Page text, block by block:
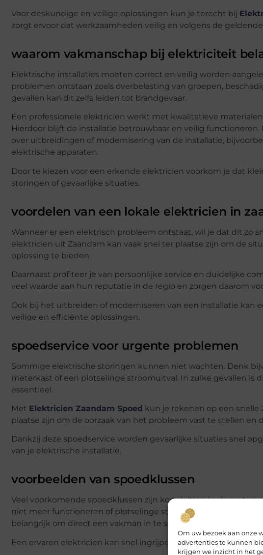
Om uw bezoek aan onze
advertenties te kunnen
krijgen we inzicht in het
Voor deskundige en veilige oplossingen kun je terecht bij
zorgt ervoor dat werkzaamheden veilig en volgens de
waarom vakmanschap bij elektriciteit
Elektrische installaties moeten correct en veilig worden
problemen ontstaan zoals overbelasting van groepen,
gevallen kan dit zelfs leiden tot brandgevaar.
Een professionele elektricien werkt met kwalitatieve
Hierdoor blijft de installatie betrouwbaar en veilig
over uitbreidingen of modernisering van de installatie,
elektrische apparaten.
Door te kiezen voor een erkende elektricien voorkom je dat
storingen of gevaarlijke situaties.
voordelen van een lokale elektricien in
Wanneer er een elektrisch probleem ontstaat, wil je dat dit zo
elektricien uit Zaandam kan vaak snel ter plaatse zijn om de
oplossing te bieden.
Daarnaast profiteer je van persoonlijke service en duidelijke
veel waarde aan hun reputatie in de regio en zorgen daarom
Ook bij het uitbreiden of moderniseren van een installatie kan
veilige en efficiënte oplossingen.
spoedservice voor urgente problemen
Sommige elektrische storingen kunnen niet wachten. Denk
meterkast of een plotselinge stroomuitval. In zulke gevallen is
essentieel.
Met Elektricien Zaandam Spoed kun je rekenen op een snelle
plaatse zijn om de oorzaak van het probleem vast te stellen en
Dankzij deze spoedservice worden gevaarlijke situaties snel
van je elektrische installatie.
voorbeelden van spoedklussen
Veel voorkomende spoedklussen zijn kortsluiting in de
niet meer functioneren of plotselinge stroomuitval. Ook bij een
belangrijk om direct een vakman in te schakelen.
Een ervaren elektricien kan snel ingrijpen en het probleem